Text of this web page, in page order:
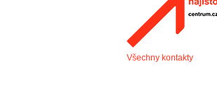
Všechny kontakty